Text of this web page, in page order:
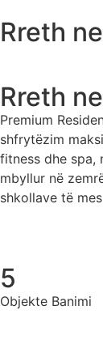
Rreth
Rreth
Premium
shfrytëzim
fitness dhe spa,
mbyllur në
shkollave të
5
Objekte Banimi